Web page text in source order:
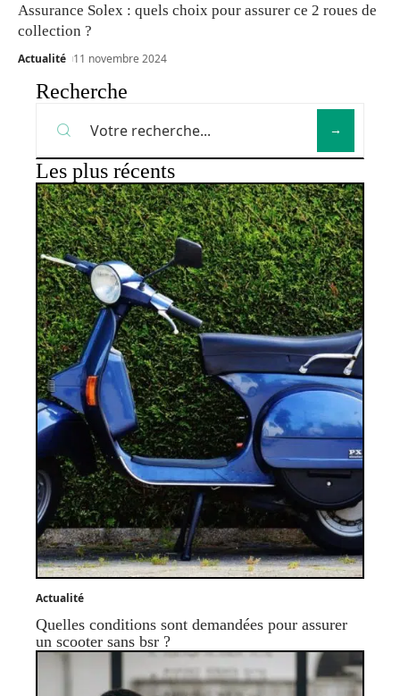
Assurance Solex : quels choix pour assurer ce 2 roues de
collection ?
Actualité 11 novembre 2024
Recherche
Les plus récents
Actualité
Quelles conditions sont demandées pour assurer
un scooter sans bsr ?